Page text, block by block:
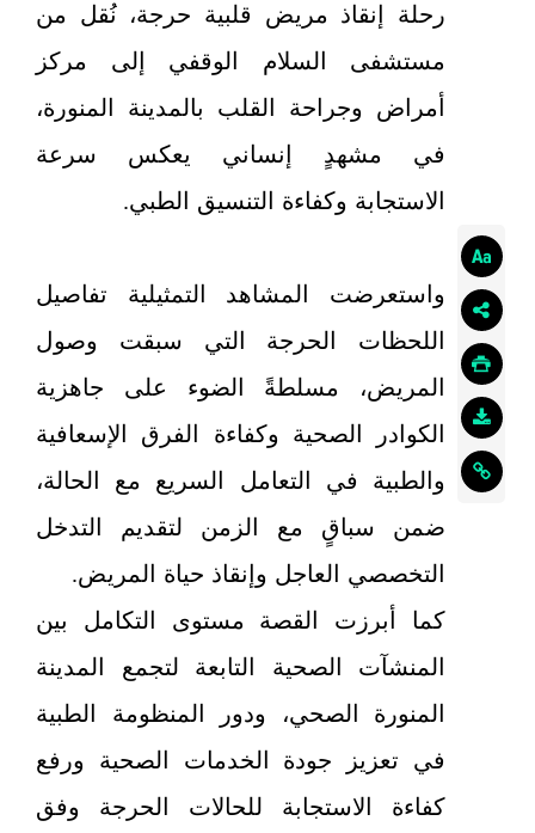
رحلة إنقاذ مريض قلبية حرجة، نُقل من
مستشفى السلام الوقفي إلى مركز
أمراض وجراحة القلب بالمدينة المنورة،
في مشهدٍ إنساني يعكس سرعة
الاستجابة وكفاءة التنسيق الطبي.
واستعرضت المشاهد التمثيلية تفاصيل
اللحظات الحرجة التي سبقت وصول
المريض، مسلطةً الضوء على جاهزية
الكوادر الصحية وكفاءة الفرق الإسعافية
والطبية في التعامل السريع مع الحالة،
ضمن سباقٍ مع الزمن لتقديم التدخل
التخصصي العاجل وإنقاذ حياة المريض.
كما أبرزت القصة مستوى التكامل بين
المنشآت الصحية التابعة لتجمع المدينة
المنورة الصحي، ودور المنظومة الطبية
في تعزيز جودة الخدمات الصحية ورفع
كفاءة الاستجابة للحالات الحرجة وفق